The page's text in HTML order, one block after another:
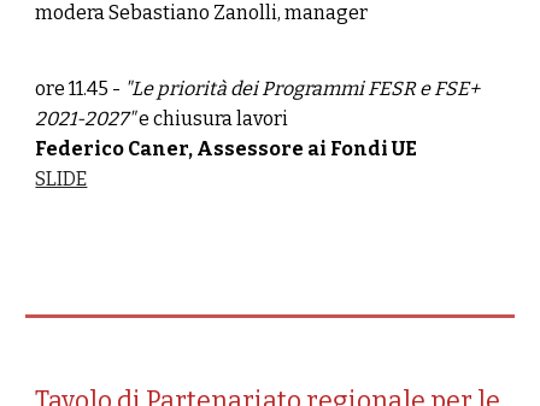
moderaSebastiano Zanolli, manager
ore 11.45 - "Le priorità dei Programmi FESR e FSE+
2021-2027"e chiusura lavori
Federico Caner, Assessore ai Fondi UE
SLIDE